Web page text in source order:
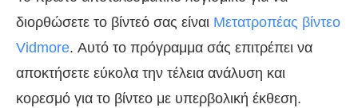
διορθώσετε το βίντεό σας είναι Μετατροπέας βίντεο
Vidmore. Αυτό το πρόγραμμα σάς επιτρέπει να
αποκτήσετε εύκολα την τέλεια ανάλυση και
κορεσμό για το βίντεο με υπερβολική έκθεση.